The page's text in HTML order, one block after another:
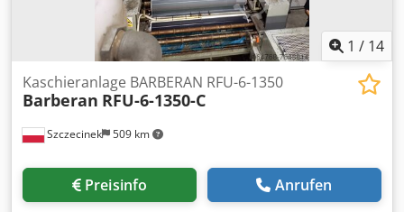
1 / 14
Szczecinek 509 km
Kaschieranlage BARBERAN RFU-6-1350
Barberan RFU-6-1350-C
Preisinfo Anrufen